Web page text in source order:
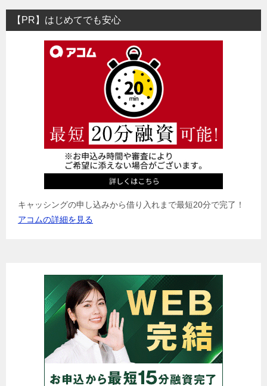
ビ
ゲ
【PR】はじめてでも安心
キャッシングの申し込みから借り入れまで最短20分で完了！
アコムの詳細を見る